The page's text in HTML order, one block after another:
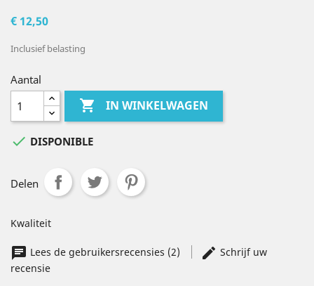
€ 12,50
Inclusief belasting
Aantal
 IN WINKELWAGEN
 DISPONIBLE
Delen
Kwaliteit
Lees de gebruikersrecensies (2)
Schrijf uw
recensie